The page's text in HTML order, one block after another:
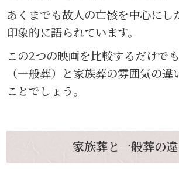
あくまでも故人の亡骸を中心にし
印象的に語られています。
この2つの映画を比較するだけで
（一般葬）と家族葬の雰囲気の違
ことでしょう。
家族葬と一般葬の